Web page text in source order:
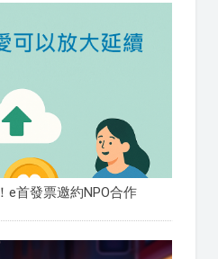
e首發票邀約NPO合作